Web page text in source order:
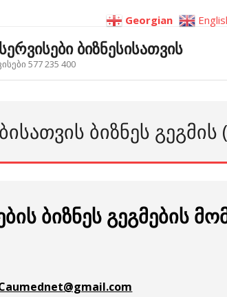
ბიზნესისათვის
577 235 400
ᲑᲘᲖᲜᲔᲡ
ბიზნეს გეგმების
Georgian